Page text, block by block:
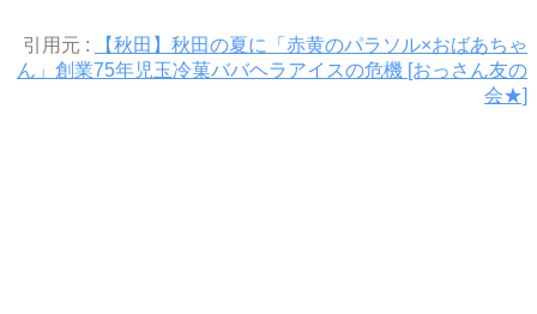
引用元 :
【秋田】秋田の夏に「赤黄のパラソル×おばあちゃ
ん」創業75年児玉冷菓ババヘラアイスの危機 [おっさん友の
会★]